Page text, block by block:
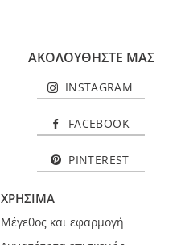
ΑΚΟΛΟΥΘΗΣΤΕ ΜΑΣ
INSTAGRAM
FACEBOOK
PINTEREST
ΧΡΗΣΙΜΑ
Μέγεθος και εφαρμογή